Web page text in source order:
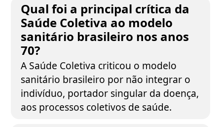
Qual foi a principal crítica da
Saúde Coletiva ao modelo
sanitário brasileiro nos anos
70?
A Saúde Coletiva criticou o modelo
sanitário brasileiro por não integrar o
indivíduo, portador singular da doença,
aos processos coletivos de saúde.